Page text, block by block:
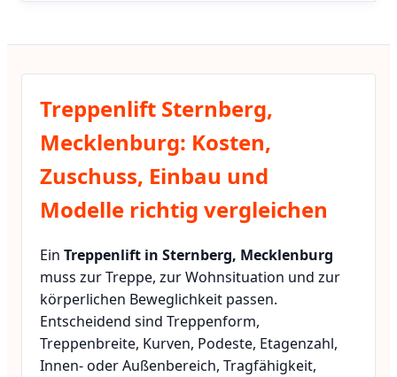
Treppenlift Sternberg,
Mecklenburg: Kosten,
Zuschuss, Einbau und
Modelle richtig vergleichen
Ein Treppenlift in Sternberg, Mecklenburg
muss zur Treppe, zur Wohnsituation und zur
körperlichen Beweglichkeit passen.
Entscheidend sind Treppenform,
Treppenbreite, Kurven, Podeste, Etagenzahl,
Innen- oder Außenbereich, Tragfähigkeit,